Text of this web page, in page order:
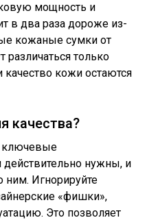
мощность и
в два раза дороже из-
кожаные сумки от
различаться только
качество кожи остаются
качества?
ключевые
действительно нужны, и
ним. Игнорируйте
«фишки»,
Это позволяет